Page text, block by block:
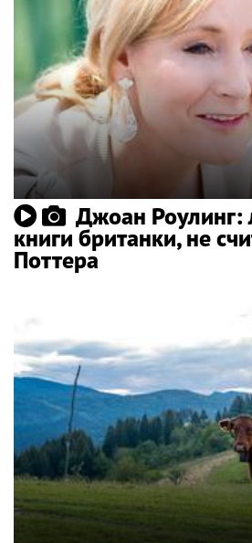
Джоан Роулинг:
книги британки, не
Поттера